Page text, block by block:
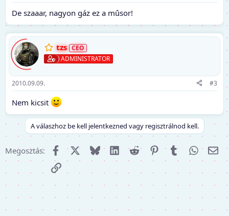
De szaaar, nagyon gáz ez a mûsor!
tzs
ADMINISTRATOR
2010.09.09. #3
Nem kicsit
A válaszhoz be kell jelentkezned vagy regisztrálnod kell.
Megosztás: FacebookX (Twitter)
Bluesky LinkedInReddit PinterestTumblr
E-
Link